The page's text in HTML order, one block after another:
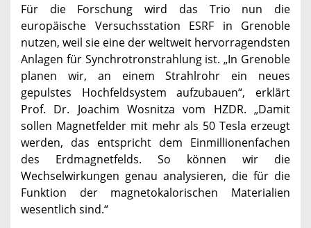
Für die Forschung wird das Trio nun die
europäische Versuchsstation ESRF in Grenoble
nutzen, weil sie eine der weltweit hervorragendsten
Anlagen für Synchrotronstrahlung ist. „In Grenoble
planen wir, an einem Strahlrohr ein neues
gepulstes Hochfeldsystem aufzubauen“, erklärt
Prof. Dr. Joachim Wosnitza vom HZDR. „Damit
sollen Magnetfelder mit mehr als 50 Tesla erzeugt
werden, das entspricht dem Einmillionenfachen
des Erdmagnetfelds. So können wir die
Wechselwirkungen genau analysieren, die für die
Funktion der magnetokalorischen Materialien
wesentlich sind.“